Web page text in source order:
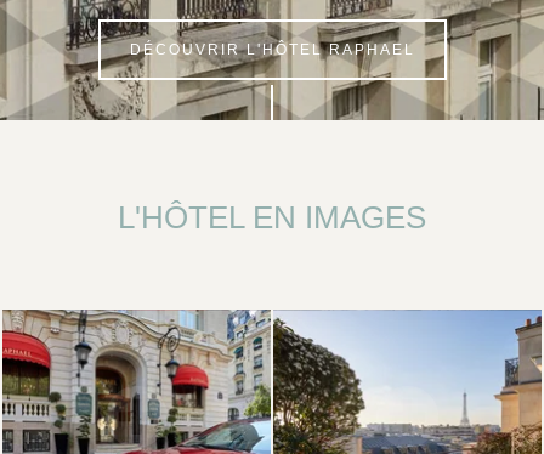
DÉCOUVRIR L'HÔTEL RAPHAEL
L'HÔTEL EN IMAGES